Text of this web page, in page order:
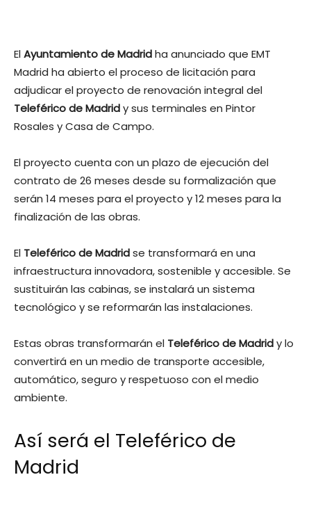
ElAyuntamiento de Madridha anunciado que EMT
Madrid ha abierto el proceso de licitación para
adjudicar el proyecto de renovación integral del
Teleférico de Madridy sus terminales en Pintor
Rosales y Casa de Campo.
El proyecto cuenta con un plazo de ejecución del
contrato de 26 meses desde su formalización que
serán 14 meses para el proyecto y 12 meses para la
finalización de las obras.
El Teleférico de Madridse transformará en una
infraestructura innovadora, sostenible y accesible. Se
sustituirán las cabinas, se instalará un sistema
tecnológico y se reformarán las instalaciones.
Estas obras transformarán el Teleférico de Madridy lo
convertirá en un medio de transporte accesible,
automático, seguro y respetuoso con el medio
ambiente.
Así será el Teleférico de
Madrid